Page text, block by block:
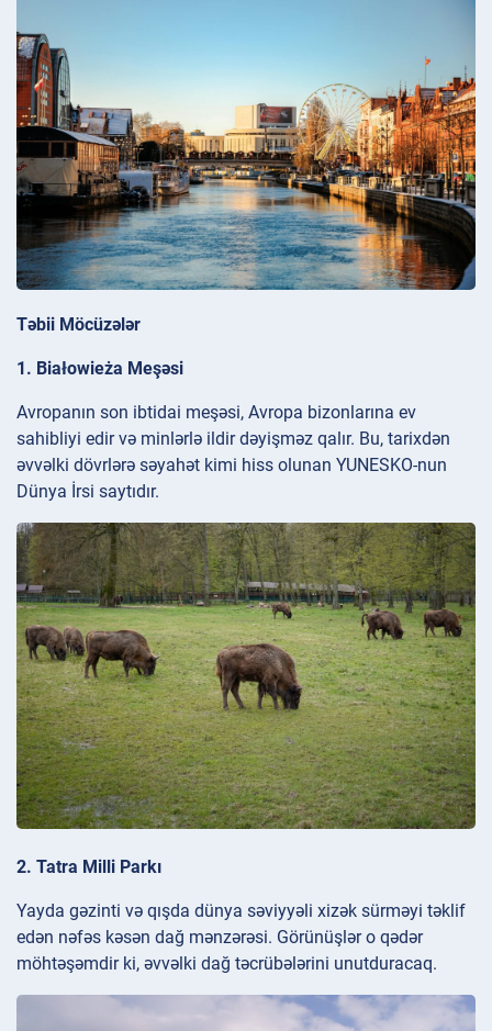
Təbii Möcüzələr
1. Białowieża Meşəsi
Avropanın son ibtidai meşəsi, Avropa bizonlarına ev
sahibliyi edir və minlərlə ildir dəyişməz qalır. Bu, tarixdən
əvvəlki dövrlərə səyahət kimi hiss olunan YUNESKO-nun
Dünya İrsi saytıdır.
2. Tatra Milli Parkı
Yayda gəzinti və qışda dünya səviyyəli xizək sürməyi təklif
edən nəfəs kəsən dağ mənzərəsi. Görünüşlər o qədər
möhtəşəmdir ki, əvvəlki dağ təcrübələrini unutduracaq.